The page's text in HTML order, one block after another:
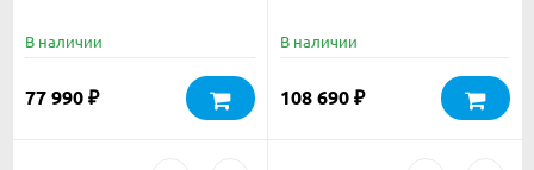
Advanced (монохромная,
В наличии
77 990 ₽
В наличии
108 690 ₽